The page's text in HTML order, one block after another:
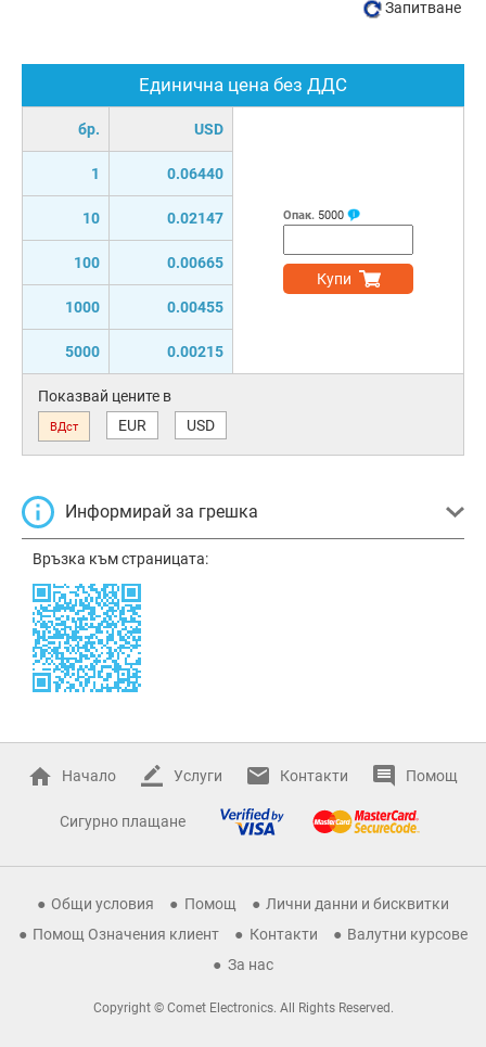
Единична цена без ДДС
бр. USD
1 0.06440
10 0.02147
100 0.00665
1000 0.00455
5000 0.00215
Опак. 5000
Купи
Показвай цените в
ВДст EUR USD
Информирай за грешка
Връзка към страницата:
Запитване
Начало Услуги Контакти Помощ
Сигурно плащане
Общи условия Помощ
Лични данни и бисквитки
Помощ Означения клиент
Контакти
Валутни курсове
За нас
Copyright © Comet Electronics. All Rights Reserved.